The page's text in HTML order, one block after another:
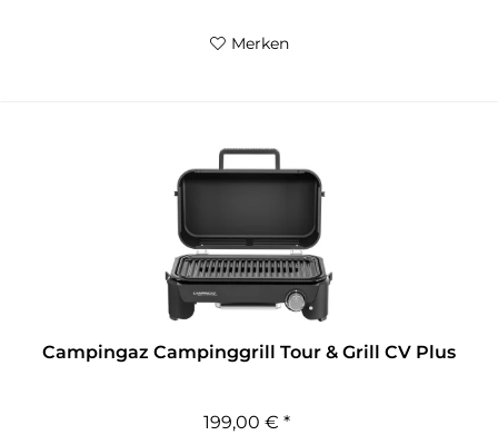
Merken
Campingaz Campinggrill Tour & Grill CV Plus
199,00 € *